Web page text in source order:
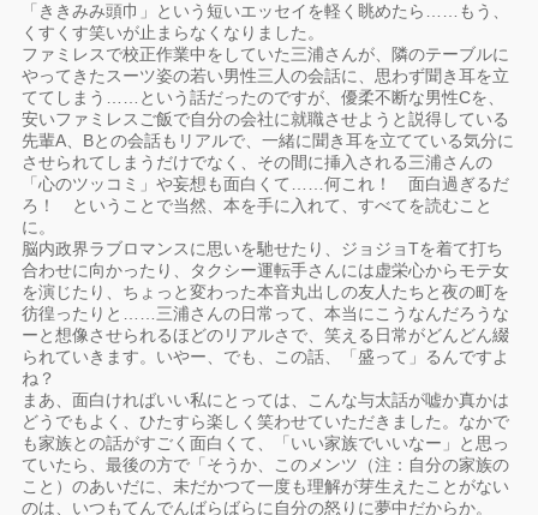
「ききみみ頭巾」という短いエッセイを軽く眺めたら……もう、
くすくす笑いが止まらなくなりました。
ファミレスで校正作業中をしていた三浦さんが、隣のテーブルに
やってきたスーツ姿の若い男性三人の会話に、思わず聞き耳を立
ててしまう……という話だったのですが、優柔不断な男性Cを、
安いファミレスご飯で自分の会社に就職させようと説得している
先輩A、Bとの会話もリアルで、一緒に聞き耳を立てている気分に
させられてしまうだけでなく、その間に挿入される三浦さんの
「心のツッコミ」や妄想も面白くて……何これ！ 面白過ぎるだ
ろ！ ということで当然、本を手に入れて、すべてを読むこと
に。
脳内政界ラブロマンスに思いを馳せたり、ジョジョTを着て打ち
合わせに向かったり、タクシー運転手さんには虚栄心からモテ女
を演じたり、ちょっと変わった本音丸出しの友人たちと夜の町を
彷徨ったりと……三浦さんの日常って、本当にこうなんだろうな
ーと想像させられるほどのリアルさで、笑える日常がどんどん綴
られていきます。いやー、でも、この話、「盛って」るんですよ
ね？
まあ、面白ければいい私にとっては、こんな与太話が嘘か真かは
どうでもよく、ひたすら楽しく笑わせていただきました。なかで
も家族との話がすごく面白くて、「いい家族でいいなー」と思っ
ていたら、最後の方で「そうか、このメンツ（注：自分の家族の
こと）のあいだに、未だかつて一度も理解が芽生えたことがない
のは、いつもてんでんばらばらに自分の怒りに夢中だからか。